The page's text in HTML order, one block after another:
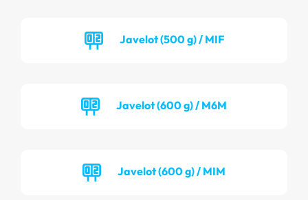
Javelot (500 g) / MIF
Javelot (600 g) / M6M
Javelot (600 g) / MIM